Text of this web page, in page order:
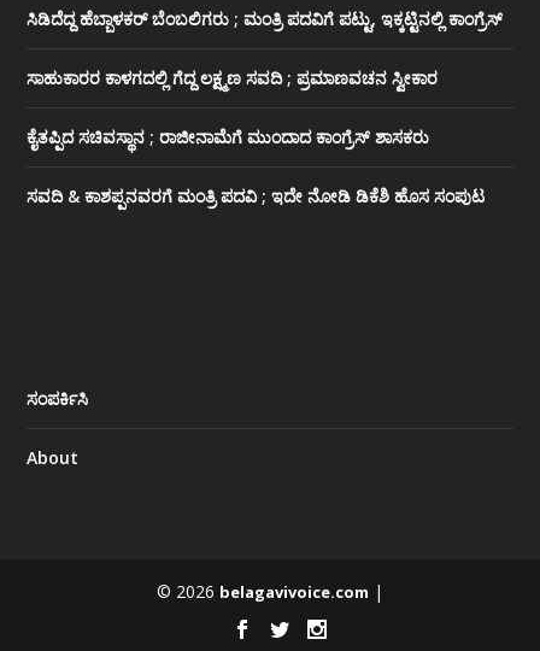
ಸಿಡಿದೆದ್ದ ಹೆಬ್ಬಾಳಕರ್ ಬೆಂಬಲಿಗರು ; ಮಂತ್ರಿ ಪದವಿಗೆ ‌ಪಟ್ಟು, ಇಕ್ಕಟ್ಟಿನಲ್ಲಿ ಕಾಂಗ್ರೆಸ್
ಸಾಹುಕಾರರ ಕಾಳಗದಲ್ಲಿ ಗೆದ್ದ ಲಕ್ಷ್ಮಣ ಸವದಿ ; ಪ್ರಮಾಣವಚನ ಸ್ವೀಕಾರ
ಕೈತಪ್ಪಿದ ಸಚಿವಸ್ಥಾನ ; ರಾಜೀನಾಮೆಗೆ ಮುಂದಾದ ಕಾಂಗ್ರೆಸ್ ‌ಶಾಸಕರು
ಸವದಿ & ಕಾಶಪ್ಪನವರಗೆ ಮಂತ್ರಿ ಪದವಿ ; ಇದೇ ನೋಡಿ‌ ಡಿಕೆಶಿ ಹೊಸ ಸಂಪುಟ
ಸಂಪರ್ಕಿಸಿ
About
© 2026 belagavivoice.com |